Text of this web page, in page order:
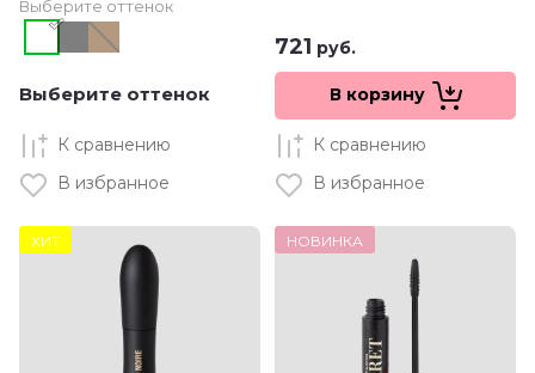
Выберите оттенок
Выберите оттенок
К сравнению
В избранное
721 руб.
В корзину
К сравнению
В избранное
ХИТ НОВИНКА